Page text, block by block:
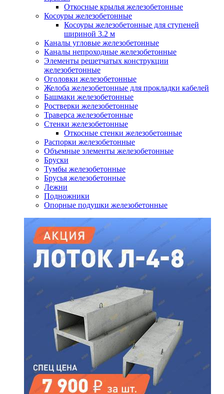
Откосные крылья железобетонные
Косоуры железобетонные
Косоуры железобетонные для ступеней
шириной 3.2 м
Каналы угловые железобетонные
Каналы непроходные железобетонные
Элементы решетчатых конструкции
железобетонные
Оголовки железобетонные
Желоба железобетонные для прокладки кабелей
Башмаки железобетонные
Ростверки железобетонные
Траверса железобетонные
Стенки железобетонные
Откосные стенки железобетонные
Распорки железобетонные
Объемные элементы железобетонные
Бруски
Тумбы железобетонные
Брусья железобетонные
Лежни
Подножники
Опорные подушки железобетонные